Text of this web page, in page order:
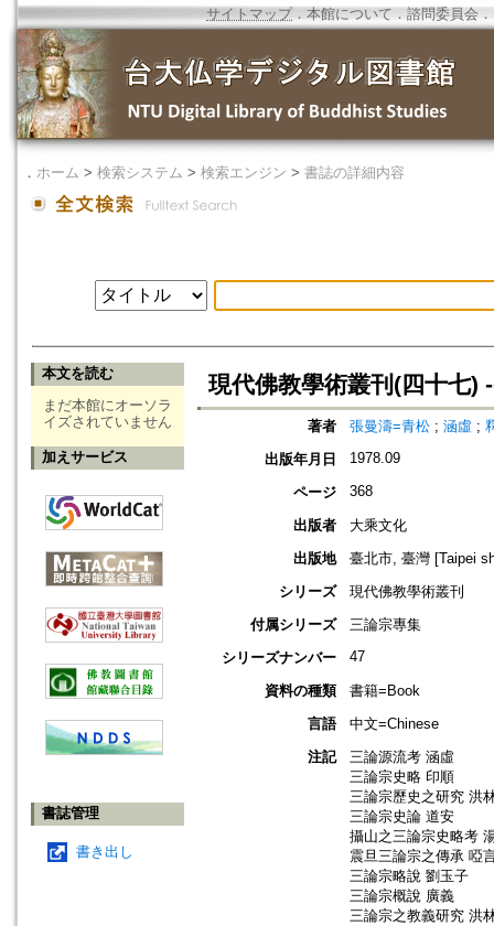
サイトマップ．本館について ． 諮問委員会 ．
． ホーム > 検索システム > 検索エンジン > 書誌の詳細内容
本文を読む
まだ本館にオーソラ
イズされていません
加えサービス
書誌管理
書き出し
現代佛教學術叢刊(四十七)
著者 張曼濤=青松 ; 涵虛 ;
出版年月日
1978.09
ページ 368
出版者
大乘文化
出版地
臺北市, 臺灣 [Taipei
シリーズ
現代佛教學術叢刊
付属シリーズ
三論宗專集
シリーズナンバー
47
資料の種類
書籍=Book
言語
中文=Chinese
注記
三論源流考 涵虛
三論宗史略 印順
三論宗歷史之研究 洪
三論宗史論 道安
攝山之三論宗史略考
震旦三論宗之傳承 啞
三論宗略說 劉玉子
三論宗概說 廣義
三論宗之教義研究 洪